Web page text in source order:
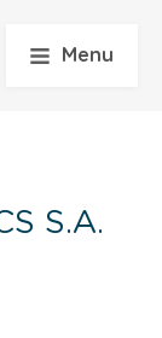
Menu
S.A.